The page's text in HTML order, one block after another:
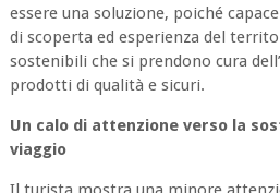
essere una soluzione, poiché
di scoperta ed esperienza del
sostenibili che si prendono cura
prodotti di qualità e sicuri.
Un calo di attenzione verso la
viaggio